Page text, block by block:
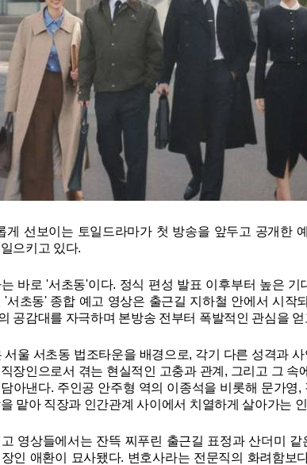
게 선보이는 토일드라마가 첫 방송을 앞두고 공개한
으키고 있다.
바로 '서초동'이다. 정식 편성 발표 이후부터 높은 기
'서초동' 종합 예고 영상은 출근길 지하철 안에서 시작
공감대를 자극하며 본방송 전부터 폭발적인 관심을 얻
서울 서초동 법조타운을 배경으로, 각기 다른 성격과
장인으로서 겪는 현실적인 고충과 관계, 그리고 그 속
아낸다. 주인공 안주형 역의 이종석을 비롯해 문가영,
맡아 직장과 인간관계 사이에서 치열하게 살아가는
영상들에서는 잔뜩 찌푸린 출근길 표정과 산더미
인 애환이 묘사됐다. 변호사라는 전문직의 화려함보